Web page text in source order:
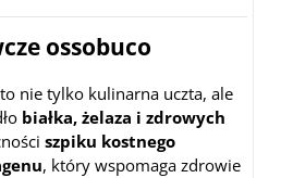
ossobuco
nie tylko kulinarna uczta, ale
białka, żelaza i zdrowych
szpiku kostnego
, który wspomaga zdrowie